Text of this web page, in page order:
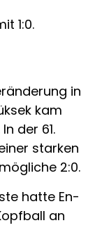
1:0.
in
kam
der 61.
starken
2:0.
hatte En-
an